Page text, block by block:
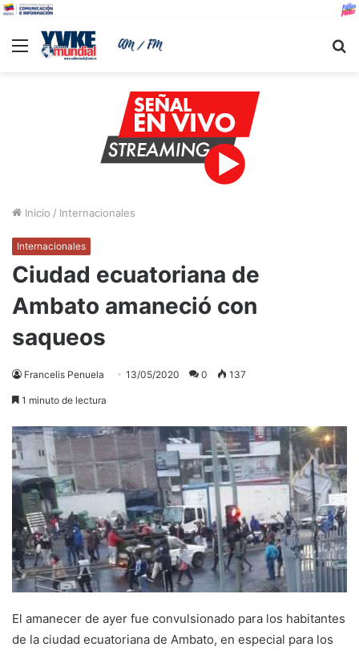
Menu
Inicio / Internacionales
Internacionales
Ciudad ecuatoriana de
Ambato amaneció con
saqueos
Francelis Penuela 13/05/2020 0 137
1 minuto de lectura
El amanecer de ayer fue convulsionado para los habitantes
de la ciudad ecuatoriana de Ambato, en especial para los